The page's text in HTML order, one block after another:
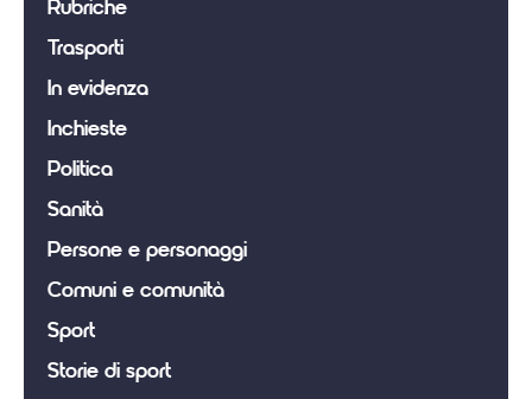
Rubriche
Trasporti
In evidenza
Inchieste
Politica
Sanità
Persone e personaggi
Comuni e comunità
Sport
Storie di sport